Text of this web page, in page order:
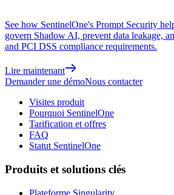
See how SentinelOne's Prompt Security
govern Shadow AI, prevent data leakage,
and PCI DSS compliance requirements.
Lire maintenant
Demander une démoNous contacter
Visites produit
Pourquoi SentinelOne
Tarification et offres
FAQ
Statut SentinelOne
Produits et solutions clés
Plateforme Singularity